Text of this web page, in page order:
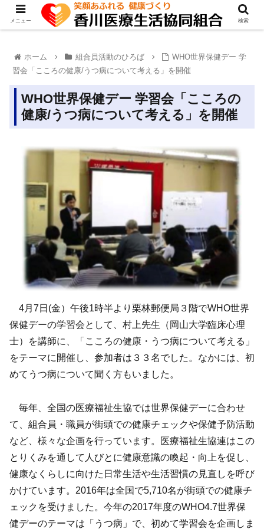
ホーム 組合員活動のひろば
WHO世界保健デー 学
習会「こころの健康/うつ病について考える」を開催
WHO世界保健デー 学習会「こころの
健康/うつ病について考える」を開催
4月7日(金）午後1時半より栗林郵便局３階でWHO世界
保健デーの学習会として、村上先生（岡山大学臨床心理
士）を講師に、「こころの健康・うつ病について考える」
をテーマに開催し、参加者は３３名でした。なかには、初
めてうつ病について聞く方もいました。
毎年、全国の医療福祉生協では世界保健デーに合わせ
て、組合員・職員が街頭での健康チェックや保健予防活動
など、様々な企画を行っています。医療福祉生協連はこの
とりくみを通して人びとに健康意識の喚起・向上を促し、
健康なくらしに向けた日常生活や生活習慣の見直しを呼び
かけています。2016年は全国で5,710名が街頭での健康チ
ェックを受けました。今年の2017年度のWHO4.7世界保
健デーのテーマは「うつ病」で、初めて学習会を企画しま
メニュー 検索